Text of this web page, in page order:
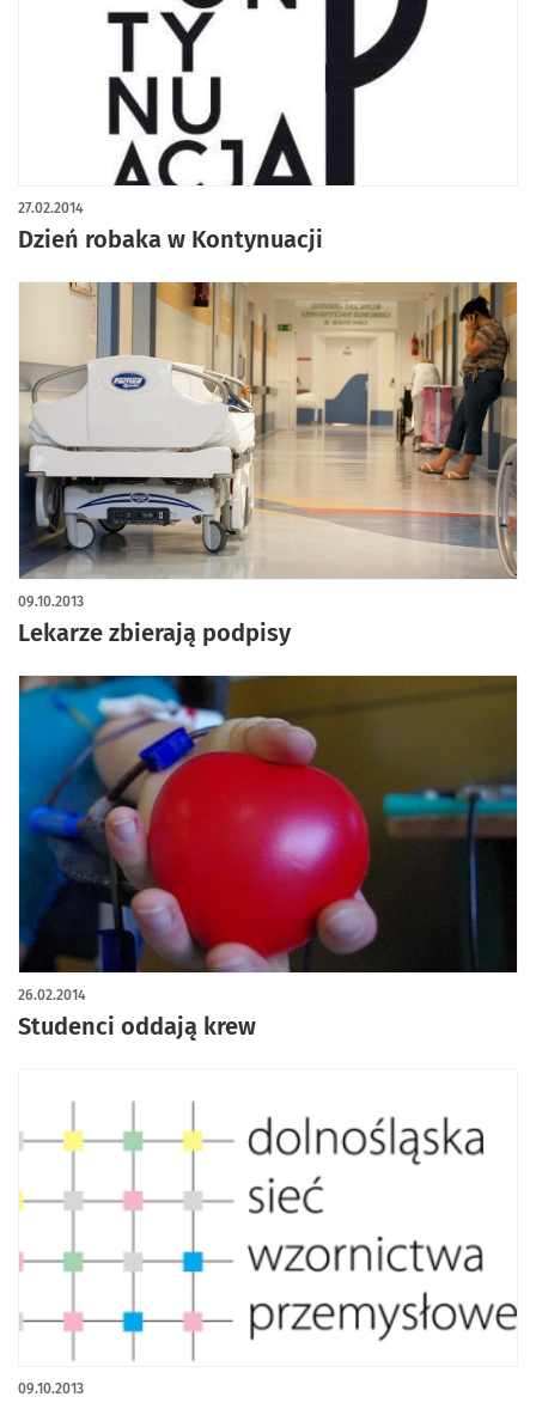
Dzień robaka w Kontynuacji
27.02.2014
Lekarze zbierają podpisy
09.10.2013
Studenci oddają krew
26.02.2014
09.10.2013